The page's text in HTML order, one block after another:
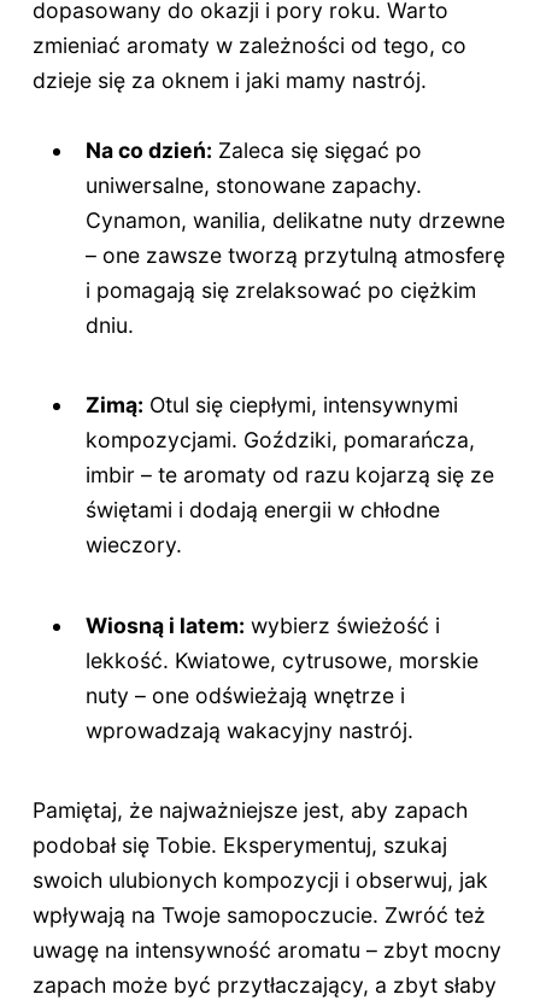
dopasowany do okazji i pory roku. Warto
zmieniać aromaty w zależności od tego, co
dzieje się za oknem i jaki mamy nastrój.
Na co dzień: Zaleca się sięgać po
uniwersalne, stonowane zapachy.
Cynamon, wanilia, delikatne nuty drzewne
– one zawsze tworzą przytulną atmosferę
i pomagają się zrelaksować po ciężkim
dniu.
Zimą: Otul się ciepłymi, intensywnymi
kompozycjami. Goździki, pomarańcza,
imbir – te aromaty od razu kojarzą się ze
świętami i dodają energii w chłodne
wieczory.
Wiosną i latem: wybierz świeżość i
lekkość. Kwiatowe, cytrusowe, morskie
nuty – one odświeżają wnętrze i
wprowadzają wakacyjny nastrój.
Pamiętaj, że najważniejsze jest, aby zapach
podobał się Tobie. Eksperymentuj, szukaj
swoich ulubionych kompozycji i obserwuj, jak
wpływają na Twoje samopoczucie. Zwróć też
uwagę na intensywność aromatu – zbyt mocny
zapach może być przytłaczający, a zbyt słaby